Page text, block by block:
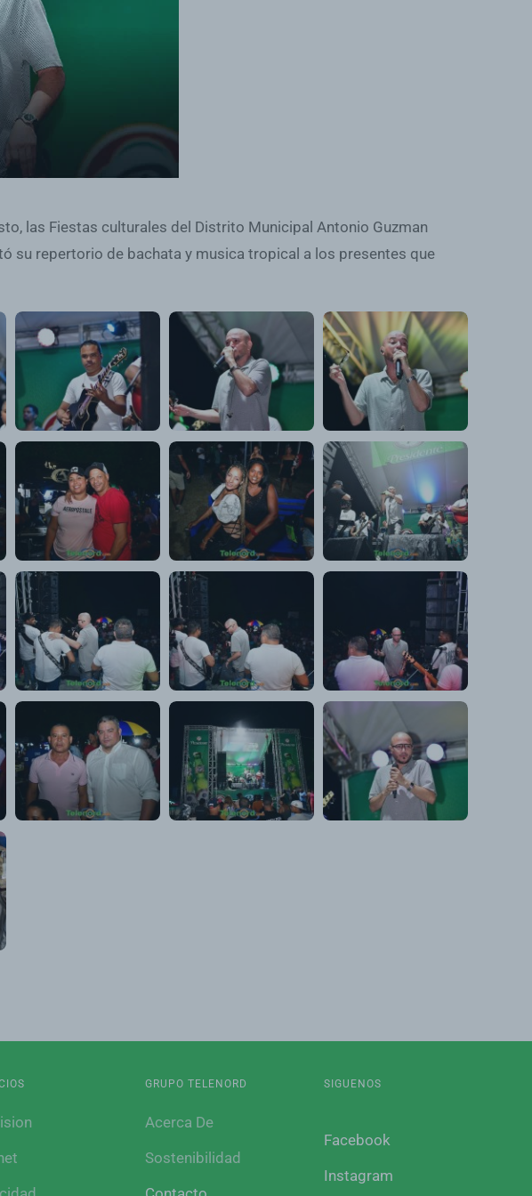
las Fiestas culturales del Distrito Municipal Antonio Guzman
su repertorio de bachata y musica tropical a los presentes que
GRUPO TELENORD
Acerca De
Sostenibilidad
SIGUENOS
Facebook
Instagram